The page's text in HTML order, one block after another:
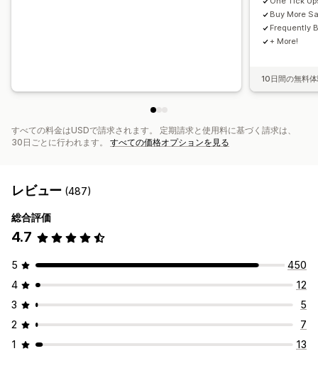
Buy More
Frequently
+ More!
10日間の無料
すべての料金はUSDで請求されます。 定期請求と使用料に基づく請求は、
30日ごとに行われます。 すべての価格オプションを見る
レビュー (487)
総合評価
4.7
5
450
4
12
3
5
2
7
1
13